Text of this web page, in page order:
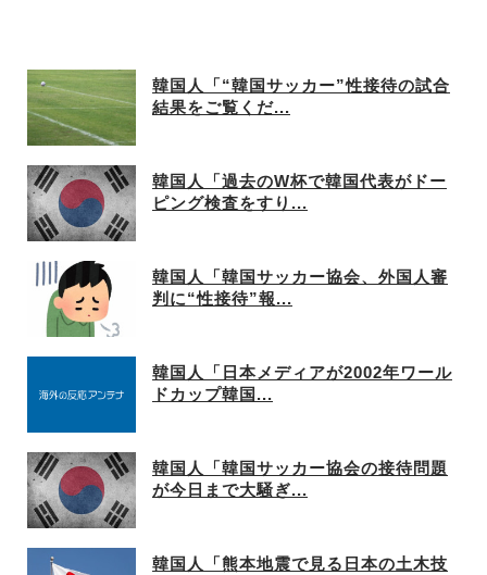
韓国人「“韓国サッカー”性接待の試合
結果をご覧くだ...
韓国人「過去のW杯で韓国代表がドー
ピング検査をすり...
韓国人「韓国サッカー協会、外国人審
判に“性接待”報...
韓国人「日本メディアが2002年ワール
ドカップ韓国...
韓国人「韓国サッカー協会の接待問題
が今日まで大騒ぎ...
韓国人「熊本地震で見る日本の土木技